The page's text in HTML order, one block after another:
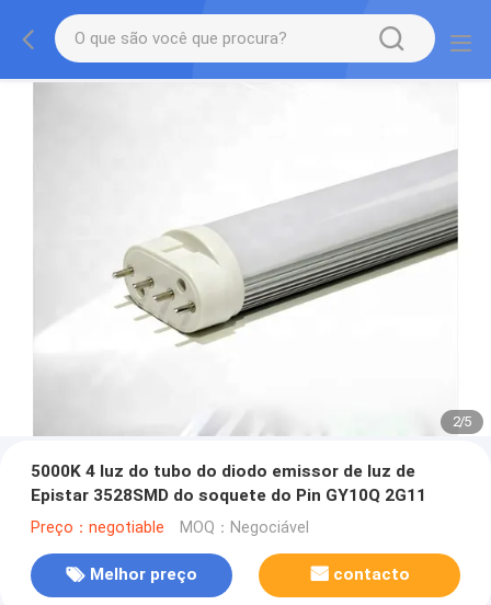
2/5
5000K 4 luz do tubo do diodo emissor de luz de
Epistar 3528SMD do soquete do Pin GY10Q 2G11
Preço：negotiable MOQ：Negociável
Melhor preço contacto